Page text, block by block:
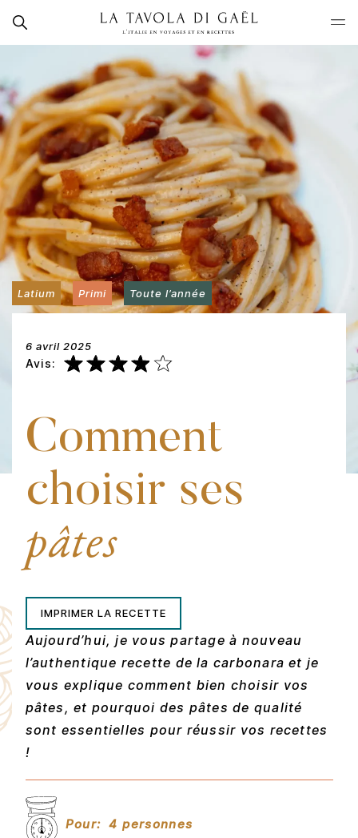
content
La
Tavola
di
Gaël
Rechercher
Latium Primi Toute l’année
6 avril 2025
Avis:
Comment
choisir ses
pâtes
IMPRIMER LA RECETTE
Aujourd’hui, je vous partage à nouveau
l’authentique recette de la carbonara et je
vous explique comment bien choisir vos
pâtes, et pourquoi des pâtes de qualité
sont essentielles pour réussir vos recettes
!
Pour: 4 personnes